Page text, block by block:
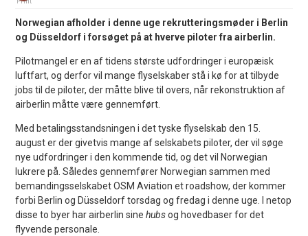
Norwegian afholder i denne uge rekrutteringsmøder i Berlin
og Düsseldorf i forsøget på at hverve piloter fra airberlin.
Pilotmangel er en af tidens største udfordringer i europæisk
luftfart, og derfor vil mange flyselskaber stå i kø for at tilbyde
jobs til de piloter, der måtte blive til overs, når rekonstruktion af
airberlin måtte være gennemført.
Med betalingsstandsningen i det tyske flyselskab den 15.
august er der givetvis mange af selskabets piloter, der vil søge
nye udfordringer i den kommende tid, og det vil Norwegian
lukrere på. Således gennemfører Norwegian sammen med
bemandingsselskabet OSM Aviation et roadshow, der kommer
forbi Berlin og Düsseldorf torsdag og fredag i denne uge. I netop
disse to byer har airberlin sinehubsog hovedbaser for det
flyvende personale.